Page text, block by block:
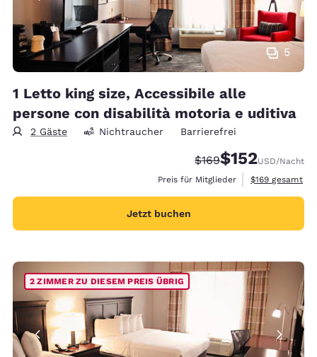
5
1 Letto king size, Accessibile alle
persone con disabilità motoria e uditiva
2 Gäste Nichtraucher Barrierefrei
Durchgestrichener
$169Vergünstigter
$152USD/Nacht
Preis für Mitglieder
Geschätzte
$169 gesamt
Jetzt buchen
2 ZIMMER ZU DIESEM PREIS ÜBRIG